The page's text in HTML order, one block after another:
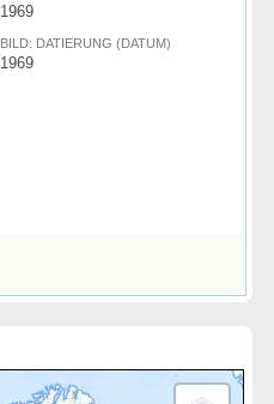
1969
BILD: DATIERUNG (DATUM)
1969